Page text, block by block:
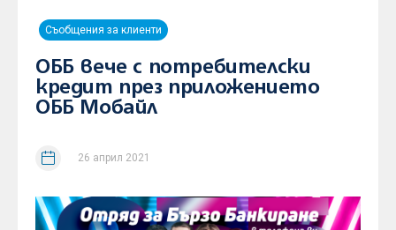
Съобщения за клиенти
ОББ вече с потребителски
кредит през приложението
ОББ Мобайл
26 април 2021